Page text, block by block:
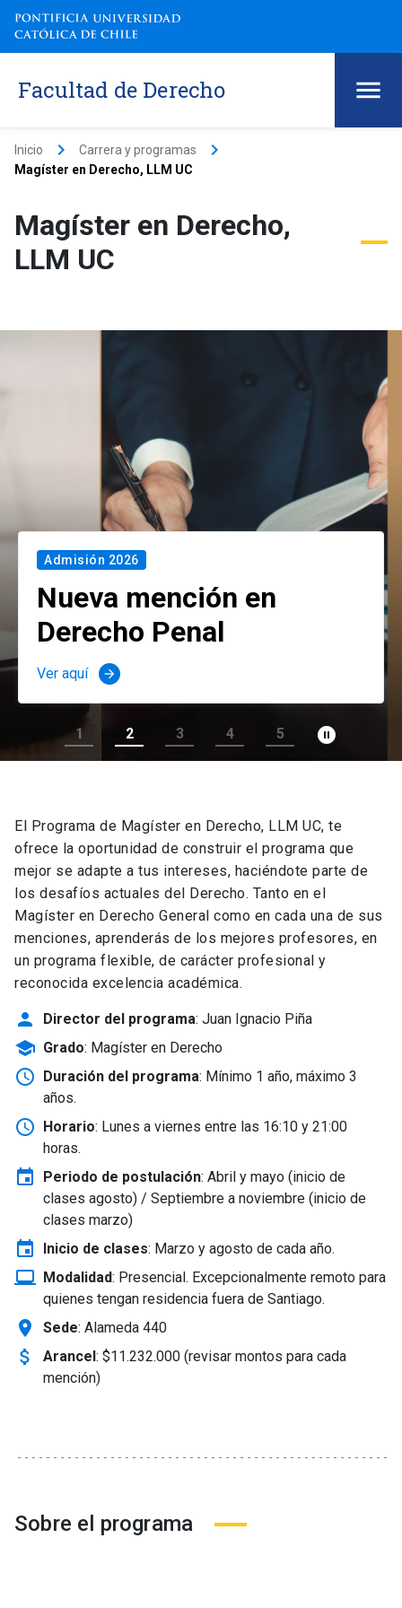
Facultad de Derecho
Inicio keyboard_arrow_right Carrera y programas keyboard_arrow_right
Magíster en Derecho, LLM UC
Magíster en Derecho,
LLM UC
Admisión 2026
Nueva mención en
Derecho Penal
Ver aquí arrow_forward
1 2 3 4 5 pause_circle_filled
El Programa de Magíster en Derecho, LLM UC, te
ofrece la oportunidad de construir el programa que
mejor se adapte a tus intereses, haciéndote parte de
los desafíos actuales del Derecho. Tanto en el
Magíster en Derecho General como en cada una de sus
menciones, aprenderás de los mejores profesores, en
un programa flexible, de carácter profesional y
reconocida excelencia académica.
person Director del programa: Juan Ignacio Piña
school Grado: Magíster en Derecho
schedule Duración del programa: Mínimo 1 año, máximo 3
años.
schedule Horario: Lunes a viernes entre las 16:10 y 21:00
horas.
event Periodo de postulación: Abril y mayo (inicio de
clases agosto) / Septiembre a noviembre (inicio de
clases marzo)
event Inicio de clases: Marzo y agosto de cada año.
laptop_windows Modalidad: Presencial. Excepcionalmente remoto para
quienes tengan residencia fuera de Santiago.
location_on Sede: Alameda 440
attach_money Arancel: $11.232.000 (revisar montos para cada
mención)
Sobre el programa